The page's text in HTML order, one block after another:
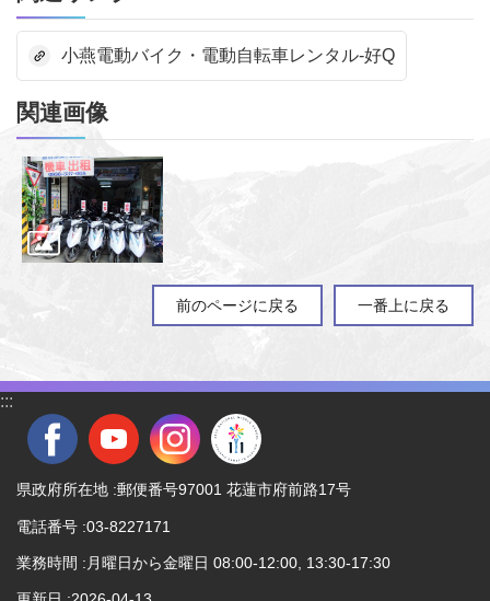
小燕電動バイク・電動自転車レンタル-好Q
関連画像
前のページに戻る 一番上に戻る
:::
県政府所在地 :郵便番号97001 花蓮市府前路17号
電話番号 :03-8227171
業務時間 :月曜日から金曜日 08:00-12:00, 13:30-17:30